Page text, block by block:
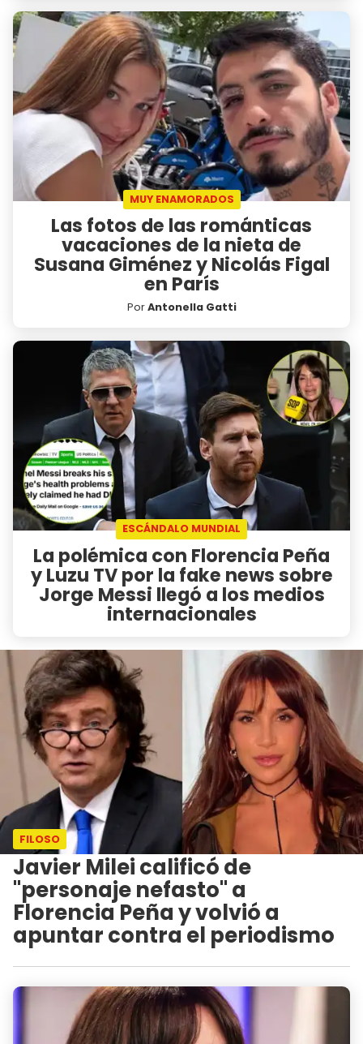
MUY ENAMORADOS
Las fotos de las románticas
vacaciones de la nieta de
Susana Giménez y Nicolás Figal
en París
PorAntonella Gatti
ESCÁNDALO MUNDIAL
La polémica con Florencia Peña
y Luzu TV por la fake news sobre
Jorge Messi llegó a los medios
internacionales
FILOSO
Javier Milei calificó de
"personaje nefasto" a
Florencia Peña y volvió a
apuntar contra el periodismo